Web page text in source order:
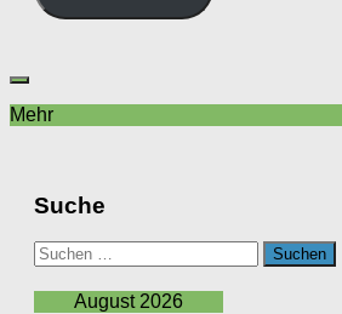
Mehr
Suche
Suchen
nach:
August 2026